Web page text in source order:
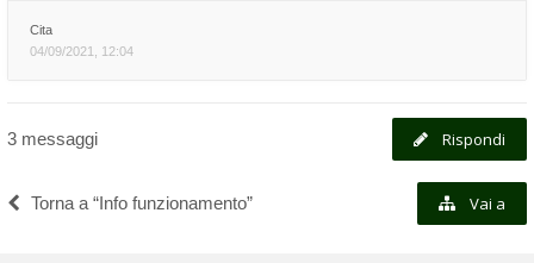
Cita
04/09/2021, 12:04
3 messaggi Rispondi
Torna a “Info funzionamento” Vai a